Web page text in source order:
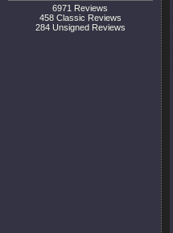
6971 Reviews
458 Classic Reviews
284 Unsigned Reviews